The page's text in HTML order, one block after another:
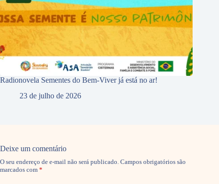
Radionovela Sementes do Bem-Viver já está no ar!
23 de julho de 2026
Deixe um comentário
O seu endereço de e-mail não será publicado. Campos obrigatórios são
marcados com *